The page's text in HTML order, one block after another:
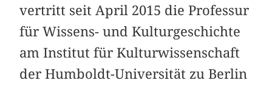
vertritt seit April 2015 die Professur
für Wissens- und Kulturgeschichte
am Institut für Kulturwissenschaft
der Humboldt-Universität zu Berlin